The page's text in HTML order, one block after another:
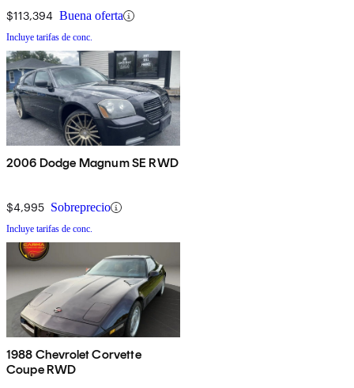
$113,394 Buena oferta
Incluye tarifas de conc.
2006 Dodge Magnum SE RWD
$4,995 Sobreprecio
Incluye tarifas de conc.
1988 Chevrolet Corvette
Coupe RWD